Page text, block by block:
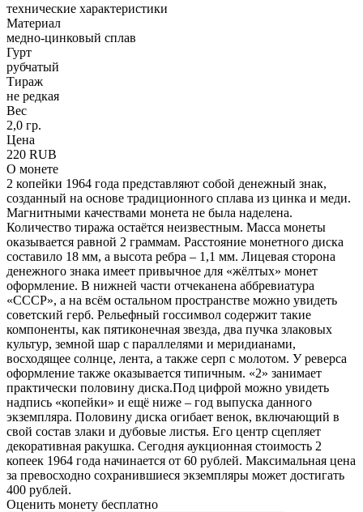
технические характеристики
Материал
медно-цинковый сплав
Гурт
рубчатый
Тираж
не редкая
Вес
2,0 гр.
Цена
220 RUB
О монете
2 копейки 1964 года представляют собой денежный знак,
созданный на основе традиционного сплава из цинка и меди.
Магнитными качествами монета не была наделена.
Количество тиража остаётся неизвестным. Масса монеты
оказывается равной 2 граммам. Расстояние монетного диска
составило 18 мм, а высота ребра – 1,1 мм. Лицевая сторона
денежного знака имеет привычное для «жёлтых» монет
оформление. В нижней части отчеканена аббревиатура
«СССР», а на всём остальном пространстве можно увидеть
советский герб. Рельефный госсимвол содержит такие
компоненты, как пятиконечная звезда, два пучка злаковых
культур, земной шар с параллелями и меридианами,
восходящее солнце, лента, а также серп с молотом. У реверса
оформление также оказывается типичным. «2» занимает
практически половину диска.Под цифрой можно увидеть
надпись «копейки» и ещё ниже – год выпуска данного
экземпляра. Половину диска огибает венок, включающий в
свой состав злаки и дубовые листья. Его центр сцепляет
декоративная ракушка. Сегодня аукционная стоимость 2
копеек 1964 года начинается от 60 рублей. Максимальная цена
за превосходно сохранившиеся экземпляры может достигать
400 рублей.
Оценить монету бесплатно